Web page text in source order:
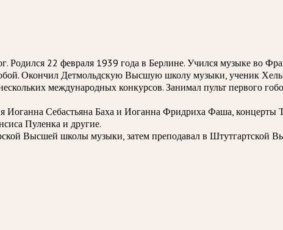
Родился 22 февраля 1939 года в Берлине. Учился музыке во
Окончил Детмольдскую Высшую школу музыки, ученик
международных конкурсов. Занимал пульт первого
Иоганна Себастьяна Баха и Иоганна Фридриха Фаша,
Пуленка и другие.
Высшей школы музыки, затем преподавал в Штутгартской